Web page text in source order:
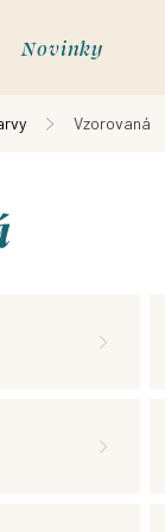
Novinky
Vzorovaná